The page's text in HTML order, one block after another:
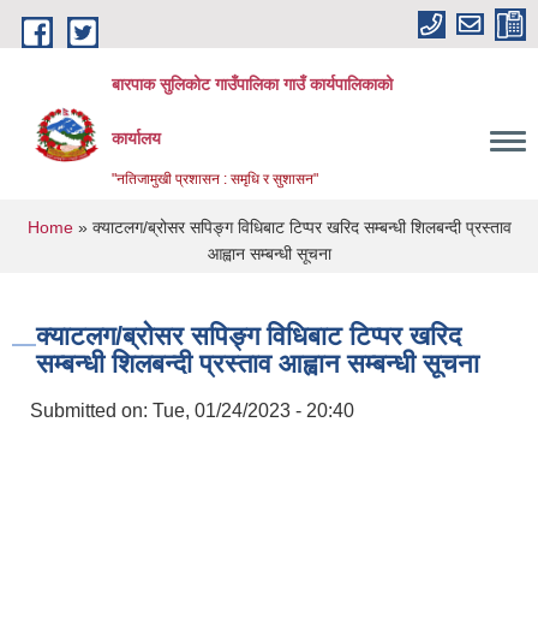
Skip to main content
बारपाक सुलिकोट गाउँपालिका गाउँ कार्यपालिकाको
कार्यालय
"नतिजामुखी प्रशासन : समृधि र सुशासन"
You are here
Home» क्याटलग/ब्रोसर सपिङ्ग विधिबाट टिप्पर खरिद सम्बन्धी शिलबन्दी प्रस्ताव
आह्वान सम्बन्धी सूचना
क्याटलग/ब्रोसर सपिङ्ग विधिबाट टिप्पर खरिद
सम्बन्धी शिलबन्दी प्रस्ताव आह्वान सम्बन्धी सूचना
Submitted on: Tue, 01/24/2023 - 20:40